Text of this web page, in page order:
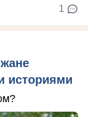
1
историями